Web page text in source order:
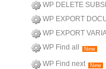
WP DELETE
WP EXPORT
WP EXPORT
WP Find all
New
WP Find next New